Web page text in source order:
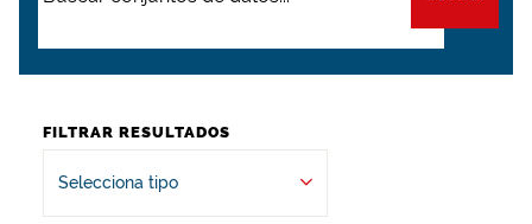
FILTRAR RESULTADOS
Selecciona tipo